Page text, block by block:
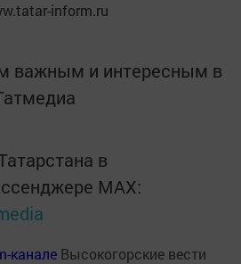
inform.ru
важным и интересным в
в
MАХ:
канале Высокогорские вести